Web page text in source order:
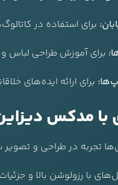
برای استفاده در
برای آموزش طراحی لباس
برای ارائه ایده‌های
با مدکس
تجربه در طراحی و تصویر
با رزولوشن بالا و